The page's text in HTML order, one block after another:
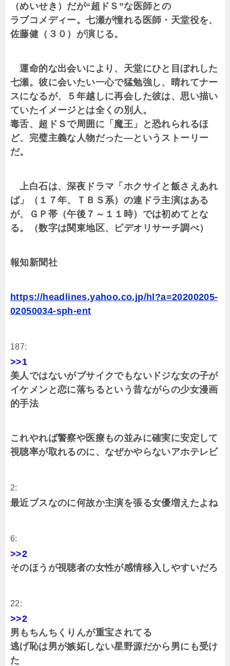
（めいせき）だが“超ドＳ”な医師との
ラブコメディー。七瀬が憧れる医師・天堂役を、
佐藤健（３０）が演じる。
運命的な出会いにより、天堂にひと目ぼれした
七瀬。彼に会いたい一心で猛勉強し、晴れてナー
スになるが、５年越しに再会した彼は、思い描い
ていたイメージとは全くの別人。
毒舌、超ドＳで周囲に「魔王」と恐れられるほ
ど、完璧主義な人物だった―というストーリー
だ。
上白石は、深夜ドラマ「ホクサイと飯さえあれ
ば」（１７年、ＴＢＳ系）の連ドラ主演はある
が、ＧＰ帯（午後７～１１時）では初めてとな
る。（数字は関東地区、ビデオリサーチ調べ）
報知新聞社
https://headlines.yahoo.co.jp/hl?a=20200205-
02050034-sph-ent
187:
>>1
美人ではないがブサイクでもないドジな女の子が
イケメンと恋に落ちるという昔ながらの少女漫画
的手法
これやれば警察や医療もの並みに確実に安定して
視聴率が取れるのに、なぜかやらないアホテレビ
2:
最近ブスなのに何故か主演を張る女優増えたよね
6:
>>2
そのほうが視聴者の女性が感情移入しやすいだろ
22:
>>2
男もちんちくりんが重宝されてる
逃げ恥は男が嫉妬しない星野源だから男にも受け
た